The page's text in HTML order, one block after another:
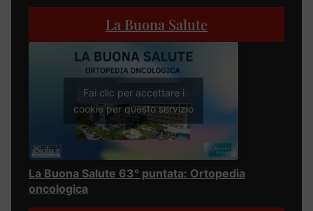
La Buona Salute
Fai clic per accettare i
cookie per questo servizio
La Buona Salute 63° puntata: Ortopedia
oncologica